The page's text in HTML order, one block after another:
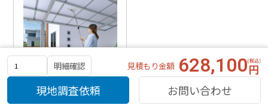
明細確認 見積もり金額 628,100
現地調査依頼 お問い合わせ
カーポートの屋根内側や高
い場所のおそうじに便利で
す。